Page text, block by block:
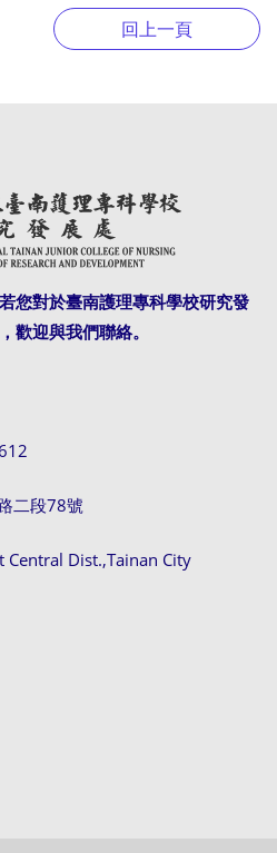
您對於臺南護理專科學校研究發
歡迎與我們聯絡。
二段78號
Central Dist.,Tainan City